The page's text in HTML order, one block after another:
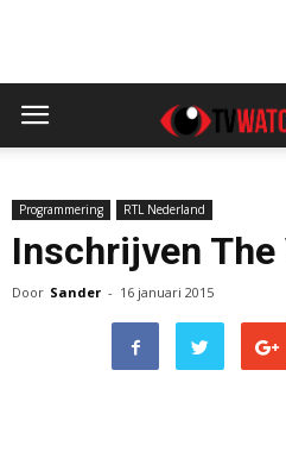
Programmering RTL Nederland
Inschrijven
Door Sander - 16 januari 2015